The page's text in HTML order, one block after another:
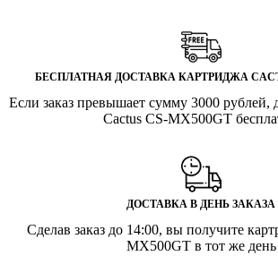
БЕСПЛАТНАЯ ДОСТАВКА КАРТРИДЖА
Если заказ превышает сумму 3000 рублей,
Cactus CS-MX500GT
ДОСТАВКА В ДЕНЬ ЗАКАЗА
Сделав заказ до 14:00, вы получите
MX500GT в тот же день